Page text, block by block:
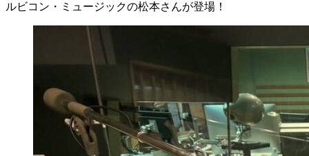
ルビコン・ミュージックの松本さんが登場！